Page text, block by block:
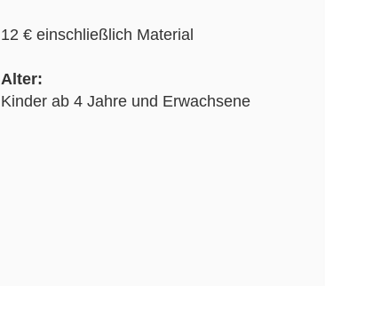
12 € einschließlich Material
Alter:
Kinder ab 4 Jahre und Erwachsene